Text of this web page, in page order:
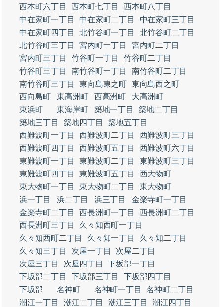
西本町六丁目
西本町七丁目
西本町八丁目
中在家町一丁目
中在家町二丁目
中在家町三丁目
中在家町四丁目
北竹谷町一丁目
北竹谷町二丁目
北竹谷町三丁目
宮内町一丁目
宮内町二丁目
宮内町三丁目
竹谷町一丁目
竹谷町二丁目
竹谷町三丁目
南竹谷町一丁目
南竹谷町二丁目
南竹谷町三丁目
東向島東之町 東向島西之町
西向島町
東高洲町 西高洲町
大高洲町
東浜町
東海岸町 築地一丁目
築地二丁目
築地三丁目
築地四丁目
築地五丁目
西難波町一丁目
西難波町二丁目
西難波町三丁目
西難波町四丁目
西難波町五丁目
西難波町六丁目
東難波町一丁目
東難波町二丁目
東難波町三丁目
東難波町四丁目
東難波町五丁目
西大物町
東大物町一丁目
東大物町二丁目
東大物町
浜一丁目
浜二丁目 浜三丁目
金楽寺町一丁目
金楽寺町二丁目
西長洲町一丁目
西長洲町二丁目
西長洲町三丁目
久々知西町一丁目
久々知西町二丁目
久々知一丁目
久々知二丁目
久々知三丁目
次屋一丁目
次屋二丁目
次屋三丁目
次屋四丁目
下坂部一丁目
下坂部二丁目
下坂部三丁目
下坂部四丁目
下坂部
名神町 名神町一丁目
名神町二丁目
潮江一丁目
潮江二丁目 潮江三丁目
潮江四丁目